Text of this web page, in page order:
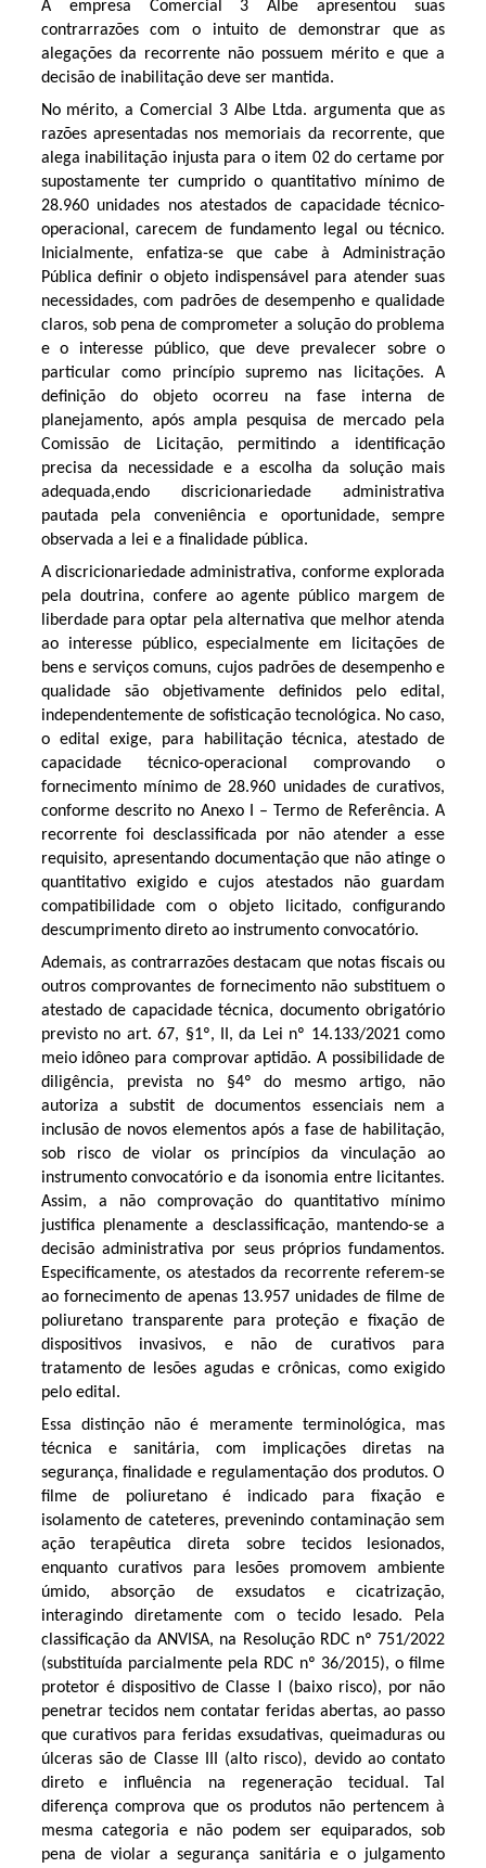
A empresa Comercial 3 Albe apresentou suas
contrarrazões com o intuito de demonstrar que as
alegações da recorrente não possuem mérito e que a
decisão de inabilitação deve ser mantida.
No mérito, a Comercial 3 Albe Ltda. argumenta que as
razões apresentadas nos memoriais da recorrente, que
alega inabilitação injusta para o item 02 do certame por
supostamente ter cumprido o quantitativo mínimo de
28.960 unidades nos atestados de capacidade técnico-
operacional, carecem de fundamento legal ou técnico.
Inicialmente, enfatiza-se que cabe à Administração
Pública definir o objeto indispensável para atender suas
necessidades, com padrões de desempenho e qualidade
claros, sob pena de comprometer a solução do problema
e o interesse público, que deve prevalecer sobre o
particular como princípio supremo nas licitações. A
definição do objeto ocorreu na fase interna de
planejamento, após ampla pesquisa de mercado pela
Comissão de Licitação, permitindo a identificação
precisa da necessidade e a escolha da solução mais
adequada,endo discricionariedade administrativa
pautada pela conveniência e oportunidade, sempre
observada a lei e a finalidade pública.
A discricionariedade administrativa, conforme explorada
pela doutrina, confere ao agente público margem de
liberdade para optar pela alternativa que melhor atenda
ao interesse público, especialmente em licitações de
bens e serviços comuns, cujos padrões de desempenho e
qualidade são objetivamente definidos pelo edital,
independentemente de sofisticação tecnológica. No caso,
o edital exige, para habilitação técnica, atestado de
capacidade técnico-operacional comprovando o
fornecimento mínimo de 28.960 unidades de curativos,
conforme descrito no Anexo I – Termo de Referência. A
recorrente foi desclassificada por não atender a esse
requisito, apresentando documentação que não atinge o
quantitativo exigido e cujos atestados não guardam
compatibilidade com o objeto licitado, configurando
descumprimento direto ao instrumento convocatório.
Ademais, as contrarrazões destacam que notas fiscais ou
outros comprovantes de fornecimento não substituem o
atestado de capacidade técnica, documento obrigatório
previsto no art. 67, §1º, II, da Lei nº 14.133/2021 como
meio idôneo para comprovar aptidão. A possibilidade de
diligência, prevista no §4º do mesmo artigo, não
autoriza a substit de documentos essenciais nem a
inclusão de novos elementos após a fase de habilitação,
sob risco de violar os princípios da vinculação ao
instrumento convocatório e da isonomia entre licitantes.
Assim, a não comprovação do quantitativo mínimo
justifica plenamente a desclassificação, mantendo-se a
decisão administrativa por seus próprios fundamentos.
Especificamente, os atestados da recorrente referem-se
ao fornecimento de apenas 13.957 unidades de filme de
poliuretano transparente para proteção e fixação de
dispositivos invasivos, e não de curativos para
tratamento de lesões agudas e crônicas, como exigido
pelo edital.
Essa distinção não é meramente terminológica, mas
técnica e sanitária, com implicações diretas na
segurança, finalidade e regulamentação dos produtos. O
filme de poliuretano é indicado para fixação e
isolamento de cateteres, prevenindo contaminação sem
ação terapêutica direta sobre tecidos lesionados,
enquanto curativos para lesões promovem ambiente
úmido, absorção de exsudatos e cicatrização,
interagindo diretamente com o tecido lesado. Pela
classificação da ANVISA, na Resolução RDC nº 751/2022
(substituída parcialmente pela RDC nº 36/2015), o filme
protetor é dispositivo de Classe I (baixo risco), por não
penetrar tecidos nem contatar feridas abertas, ao passo
que curativos para feridas exsudativas, queimaduras ou
úlceras são de Classe III (alto risco), devido ao contato
direto e influência na regeneração tecidual. Tal
diferença comprova que os produtos não pertencem à
mesma categoria e não podem ser equiparados, sob
pena de violar a segurança sanitária e o julgamento